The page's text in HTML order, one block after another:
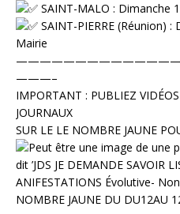
⁠SAINT-MALO : Dimanche
⁠SAINT-PIERRE (Réunion)
Mairie
———–
⁠IMPORTANT : PUBLIEZ
JOURNAUX
SUR LE LE NOMBRE JAUNE